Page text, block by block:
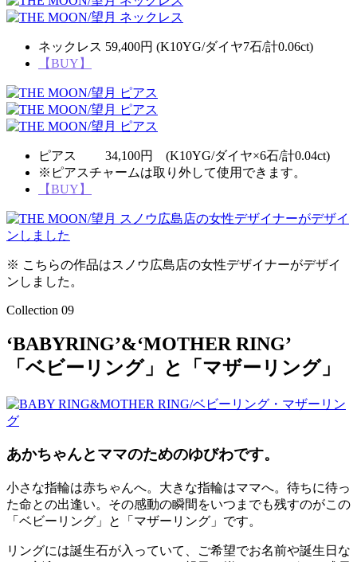
ネックレス 59,400円 (K10YG/ダイヤ7石/計0.06ct)
【BUY】
ピアス 34,100円 (K10YG/ダイヤ×6石/計0.04ct)
※ピアスチャームは取り外して使用できます。
【BUY】
※ こちらの作品はスノウ広島店の女性デザイナーがデザイ
ンしました。
Collection 09
‘BABYRING’&‘MOTHER RING’
「ベビーリング」と「マザーリング」
あかちゃんとママのためのゆびわです。
小さな指輪は赤ちゃんへ。大きな指輪はママへ。待ちに待っ
た命との出逢い。その感動の瞬間をいつまでも残すのがこの
「ベビーリング」と「マザーリング」です。
リングには誕生石が入っていて、ご希望でお名前や誕生日な